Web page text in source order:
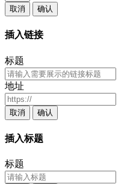
取消
确认
插入链接
标题
地址
取消 确认
插入标题
标题